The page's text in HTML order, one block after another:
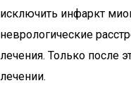
исключить инфаркт
неврологические
лечения. Только после
лечении.